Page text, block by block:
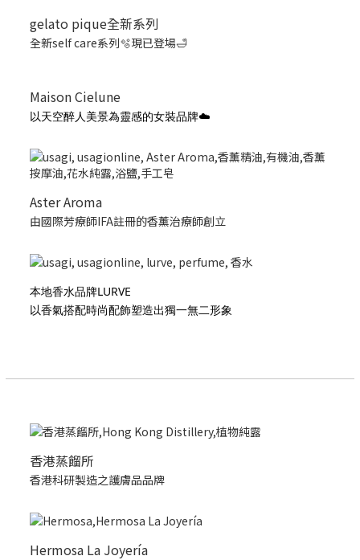
gelato pique全新系列
全新self care系列🫧現已登場🛁
Maison Cielune
以天空醉人美景為靈感的女裝品牌☁️
Aster Aroma
由國際芳療師IFA註冊的香薰治療師創立
本地香水品牌LURVE
以香氣搭配時尚配飾塑造出獨一無二形象
香港蒸餾所
香港科研製造之護膚品品牌
Hermosa La Joyería